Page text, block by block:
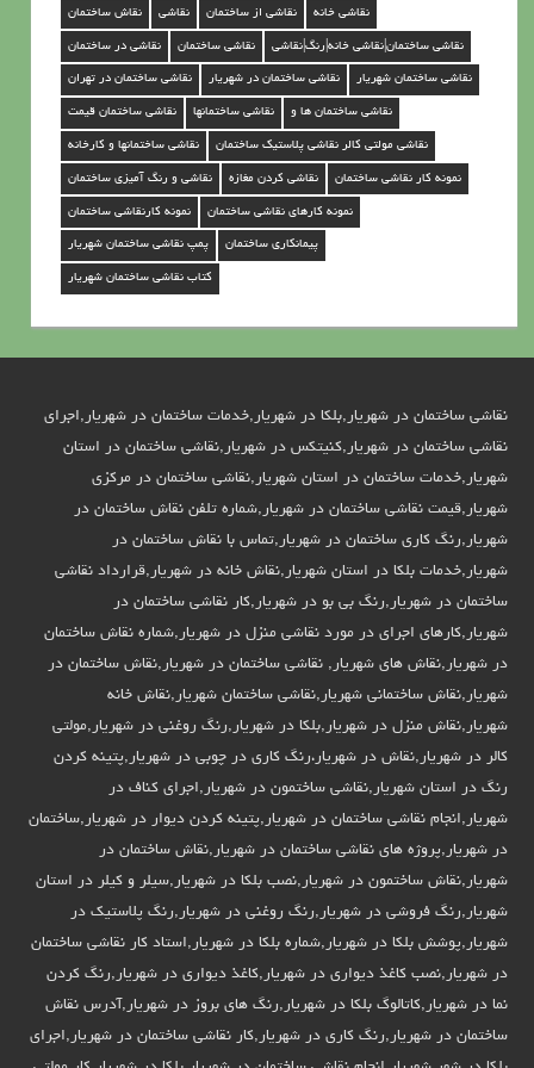
نقاش ساختمان نقاشی نقاشی از ساختمان نقاشی خانه
نقاشی در ساختمان نقاشی ساختمان نقاشی ساختمان|نقاشی خانه|رنگ|نقاشی
نقاشی ساختمان در تهران نقاشی ساختمان در شهریار نقاشی ساختمان شهریار
نقاشی ساختمان قیمت نقاشی ساختمانها نقاشی ساختمان ها و
نقاشی ساختمانها و کارخانه نقاشی مولتی کالر نقاشی پلاستیک ساختمان
نقاشی و رنگ آمیزی ساختمان نقاشی کردن مغازه نمونه کار نقاشی ساختمان
نمونه کارنقاشی ساختمان نمونه کارهای نقاشی ساختمان
پمپ نقاشی ساختمان شهریار پیمانکاری ساختمان
کتاب نقاشی ساختمان شهریار
نقاشی ساختمان در شهریار,بلکا در شهریار,خدمات ساختمان در شهریار,اجرای
نقاشی ساختمان در شهریار,کنیتکس در شهریار,نقاشی ساختمان در استان
شهریار,خدمات ساختمان در استان شهریار,نقاشی ساختمان در مرکزی
شهریار,قیمت نقاشی ساختمان در شهریار,شماره تلفن نقاش ساختمان در
شهریار,رنگ کاری ساختمان در شهریار,تماس با نقاش ساختمان در
شهریار,خدمات بلکا در استان شهریار,نقاش خانه در شهریار,قرارداد نقاشی
ساختمان در شهریار,رنگ بی بو در شهریار,کار نقاشی ساختمان در
شهریار,کارهای اجرای در مورد نقاشی منزل در شهریار,شماره نقاش ساختمان
در شهریار,نقاش های شهریار, نقاشی ساختمان در شهریار,نقاش ساختمان در
شهریار,نقاش ساختمانی شهریار,نقاشی ساختمان شهریار,نقاش خانه
شهریار,نقاش منزل در شهریار,بلکا در شهریار,رنگ روغنی در شهریار,مولتی
کالر در شهریار,نقاش در شهریار،رنگ کاری در چوبی در شهریار,پتینه کردن
رنگ در استان شهریار,نقاشی ساختمون در شهریار,اجرای کناف در
شهریار,انجام نقاشی ساختمان در شهریار,پتینه کردن دیوار در شهریار,ساختمان
در شهریار,پروژه های نقاشی ساختمان در شهریار,نقاش ساختمان در
شهریار,نقاش ساختمون در شهریار,نصب بلکا در شهریار,سیلر و کیلر در استان
شهریار,رنگ فروشی در شهریار,رنگ روغنی در شهریار,رنگ پلاستیک در
شهریار,پوشش بلکا در شهریار,شماره بلکا در شهریار,استاد کار نقاشی ساختمان
در شهریار,نصب کاغذ دیواری در شهریار,کاغذ دیواری در شهریار,رنگ کردن
نما در شهریار,کاتالوگ بلکا در شهریار,رنگ های بروز در شهریار,آدرس نقاش
ساختمان در شهریار,رنگ کاری در شهریار,کار نقاشی ساختمان در شهریار,اجرای